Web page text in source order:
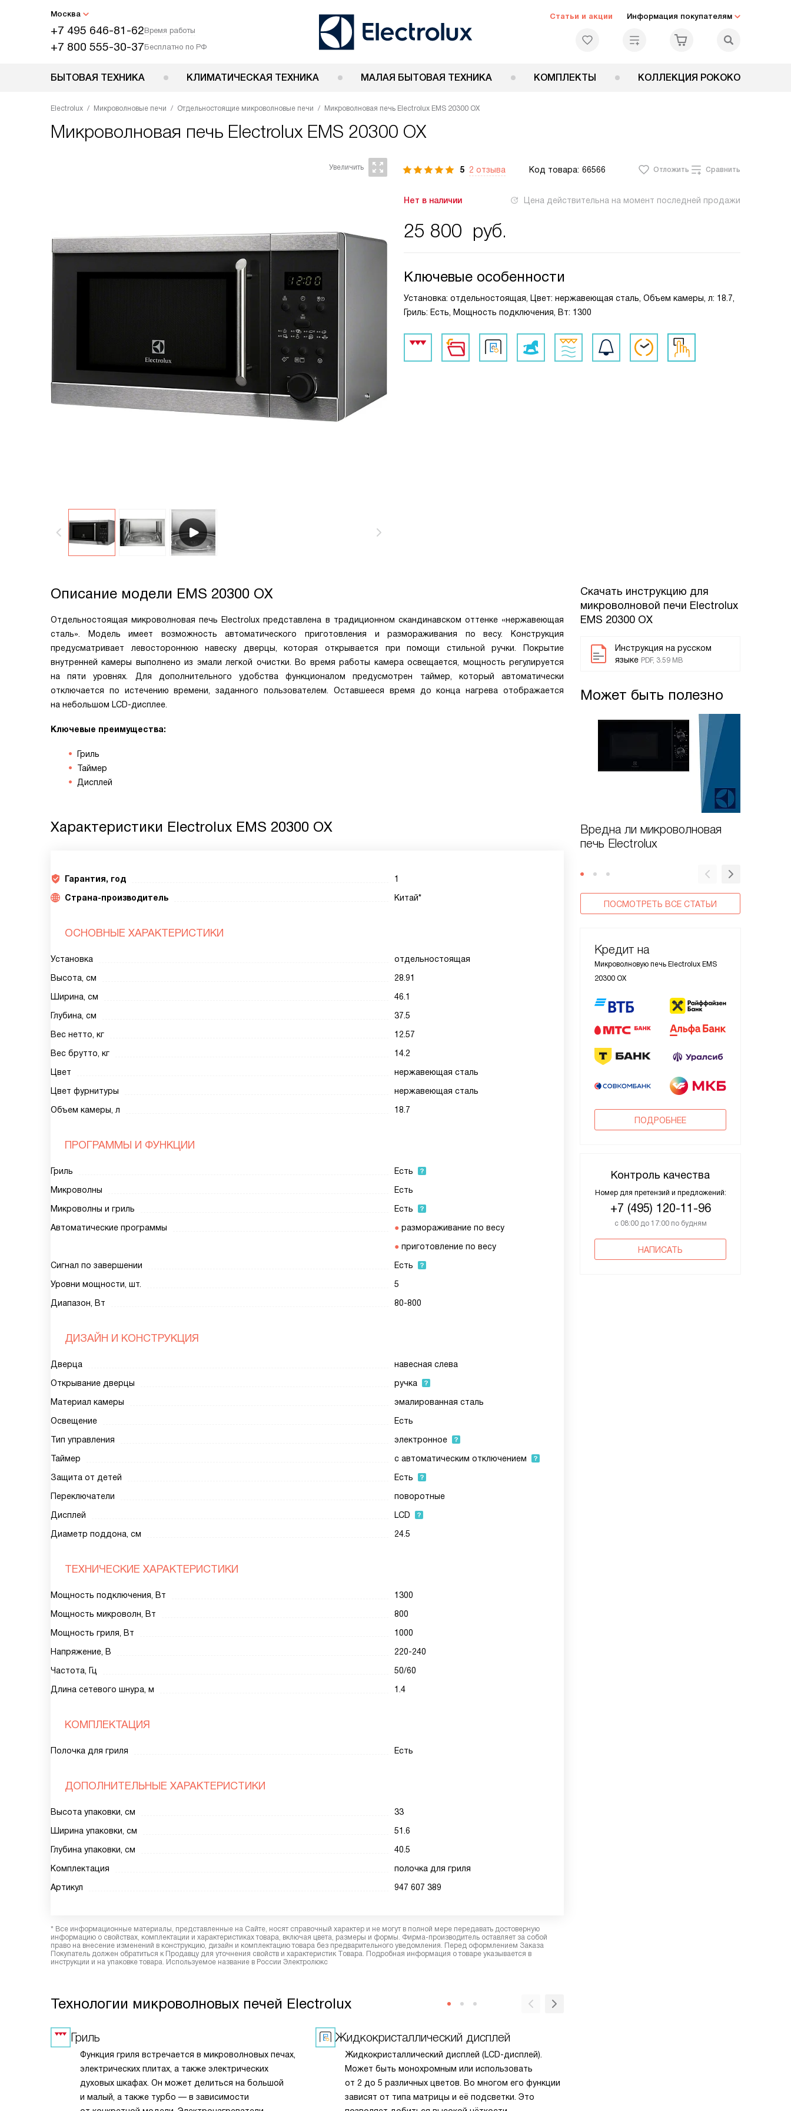
Москва
+7 495 646-81-62Время работы
+7 800 555-30-37Бесплатно по РФ
Статьи и акции Информация покупателям
БЫТОВАЯ ТЕХНИКА КЛИМАТИЧЕСКАЯ ТЕХНИКА МАЛАЯ БЫТОВАЯ ТЕХНИКА КОМПЛЕКТЫ КОЛЛЕКЦИЯ РОКОКО
Electrolux Микроволновые печи Отдельностоящие микроволновые печи Микроволновая печь Electrolux EMS 20300 OX
Микроволновая печь Electrolux EMS 20300 OX
5 2 отзыва Код товара: 66566 Отложить Сравнить
Нет в наличии Цена действительна на момент последней продажи
25 800 руб.
Ключевые особенности
Установка: отдельностоящая, Цвет: нержавеющая сталь, Объем камеры, л: 18.7,
Гриль: Есть, Мощность подключения, Вт: 1300
Скачать инструкцию для
микроволновой печи Electrolux
EMS 20300 OX
Инструкция на русском
языке PDF, 3.59 MB
Может быть полезно
Вредна ли микроволновая
печь Electrolux
ПОСМОТРЕТЬ ВСЕ СТАТЬИ
Кредит на
Микроволновую печь Electrolux EMS
20300 OX
ПОДРОБНЕЕ
Контроль качества
Номер для претензий и предложений:
+7 (495) 120-11-96
с 08:00 до 17:00 по будням
НАПИСАТЬ
Описание модели EMS 20300 OX
Отдельностоящая микроволновая печь Electrolux представлена в традиционном скандинавском оттенке «нержавеющая
сталь». Модель имеет возможность автоматического приготовления и размораживания по весу. Конструкция
предусматривает левостороннюю навеску дверцы, которая открывается при помощи стильной ручки. Покрытие
внутренней камеры выполнено из эмали легкой очистки. Во время работы камера освещается, мощность регулируется
на пяти уровнях. Для дополнительного удобства функционалом предусмотрен таймер, который автоматически
отключается по истечению времени, заданного пользователем. Оставшееся время до конца нагрева отображается
на небольшом LCD-дисплее.
Ключевые преимущества:
Гриль
Таймер
Дисплей
Характеристики Electrolux EMS 20300 OX
Гарантия, год
1
Страна-производитель
Китай*
ОСНОВНЫЕ ХАРАКТЕРИСТИКИ
Установка
отдельностоящая
Высота, см
28.91
Ширина, см
46.1
Глубина, см
37.5
Вес нетто, кг
12.57
Вес брутто, кг
14.2
Цвет
нержавеющая сталь
Цвет фурнитуры
нержавеющая сталь
Объем камеры, л
18.7
ПРОГРАММЫ И ФУНКЦИИ
Гриль
Есть
Микроволны
Есть
Микроволны и гриль
Есть
Автоматические программы
размораживание по весу
приготовление по весу
Сигнал по завершении
Есть
Уровни мощности, шт.
5
Диапазон, Вт
80-800
ДИЗАЙН И КОНСТРУКЦИЯ
Дверца
навесная слева
Открывание дверцы
ручка
Материал камеры
эмалированная сталь
Освещение
Есть
Тип управления
электронное
Таймер
с автоматическим отключением
Защита от детей
Есть
Переключатели
поворотные
Дисплей
LCD
Диаметр поддона, см
24.5
ТЕХНИЧЕСКИЕ ХАРАКТЕРИСТИКИ
Мощность подключения, Вт
1300
Мощность микроволн, Вт
800
Мощность гриля, Вт
1000
Напряжение, В
220-240
Частота, Гц
50/60
Длина сетевого шнура, м
1.4
КОМПЛЕКТАЦИЯ
Полочка для гриля Есть
ДОПОЛНИТЕЛЬНЫЕ ХАРАКТЕРИСТИКИ
Высота упаковки, см
33
Ширина упаковки, см
51.6
Глубина упаковки, см
40.5
Комплектация
полочка для гриля
Артикул
947 607 389
* Все информационные материалы, представленные на Сайте, носят справочный характер и не могут в полной мере передавать достоверную
информацию о свойствах, комплектации и характеристиках товара, включая цвета, размеры и формы. Фирма-производитель оставляет за собой
право на внесение изменений в конструкцию, дизайн и комплектацию товара без предварительного уведомления. Перед оформлением Заказа
Покупатель должен обратиться к Продавцу для уточнения свойств и характеристик Товара. Подробная информация о товаре указывается в
инструкции и на упаковке товара. Используемое название в России Электролюкс
Технологии микроволновых печей Electrolux
Гриль
Функция гриля встречается в микроволновых печах,
электрических плитах, а также электрических
духовых шкафах. Он может делиться на большой
и малый, а также турбо — в зависимости
Жидкокристаллический дисплей
Жидкокристаллический дисплей (LCD-дисплей).
Может быть монохромным или использовать
от 2 до 5 различных цветов. Во многом его функции
зависят от типа матрицы и её подсветки. Это